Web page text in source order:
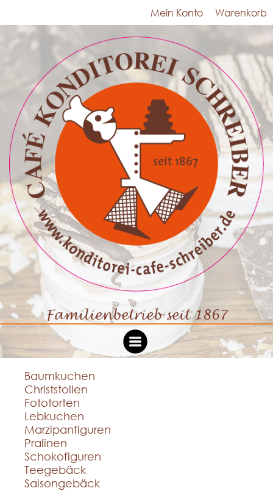
Mein Konto Warenkorb
Familienbetrieb seit 1867
Café Schreiber
Baumkuchen
Christstollen
Fototorten
Lebkuchen
Marzipanfiguren
Pralinen
Schokofiguren
Teegebäck
Saisongebäck